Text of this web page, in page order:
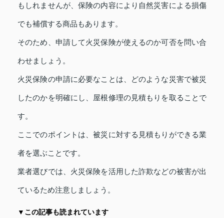
もしれませんが、保険の内容により自然災害による損傷
でも補償する商品もあります。
そのため、申請して火災保険が使えるのか可否を問い合
わせましょう。
火災保険の申請に必要なことは、どのような災害で被災
したのかを明確にし、屋根修理の見積もりを取ることで
す。
ここでのポイントは、被災に対する見積もりができる業
者を選ぶことです。
業者選びでは、火災保険を活用した詐欺などの被害が出
ているため注意しましょう。
▼この記事も読まれています